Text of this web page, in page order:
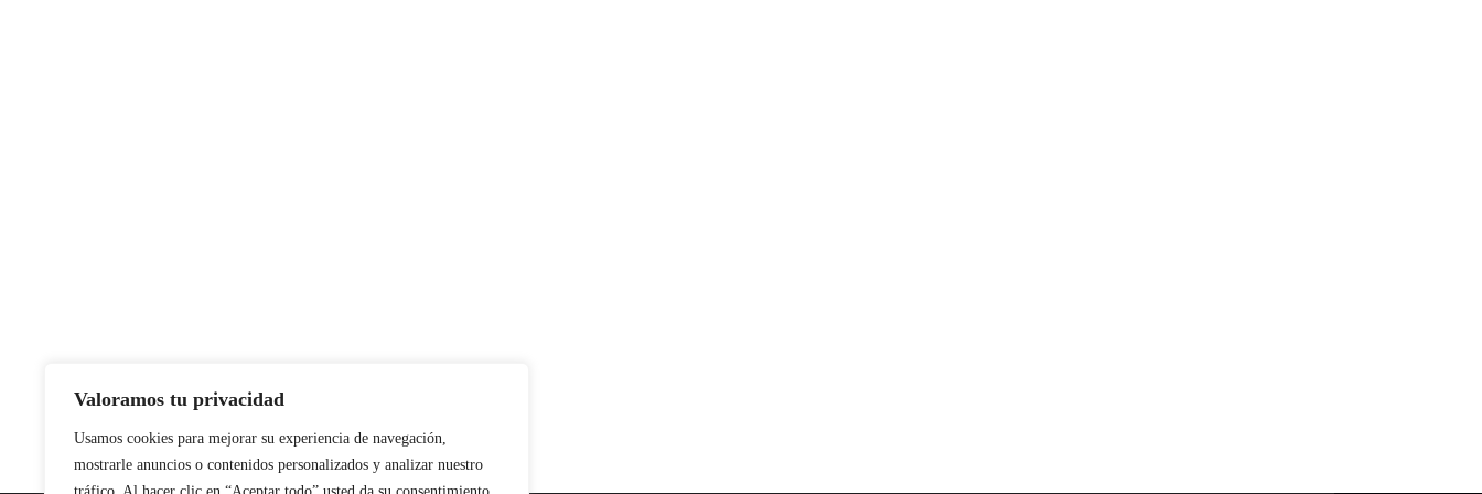
Valoramos tu privacidad
Usamos cookies para mejorar su experiencia de navegación,
mostrarle anuncios o contenidos personalizados y analizar nuestro